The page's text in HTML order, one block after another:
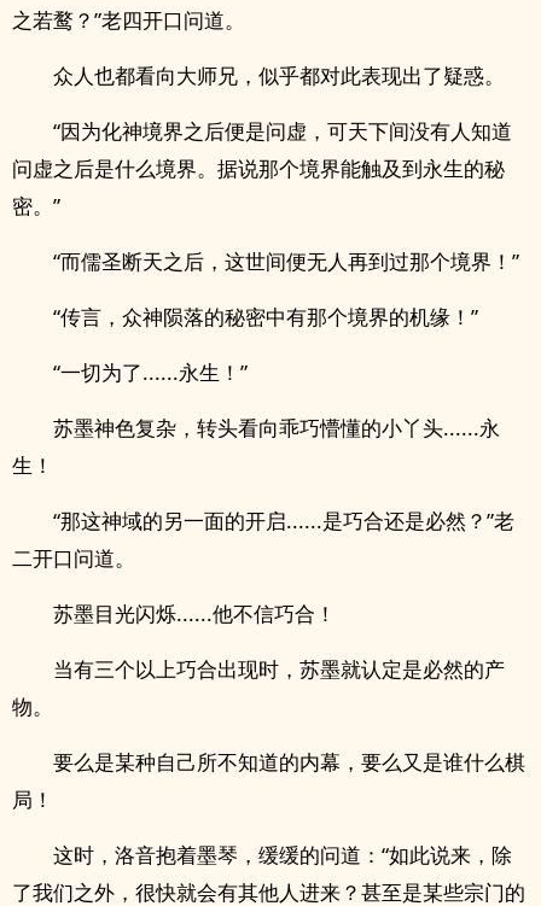
之若鹜？”老四开口问道。
众人也都看向大师兄，似乎都对此表现出了疑惑。
“因为化神境界之后便是问虚，可天下间没有人知道
问虚之后是什么境界。据说那个境界能触及到永生的秘
密。”
“而儒圣断天之后，这世间便无人再到过那个境界！”
“传言，众神陨落的秘密中有那个境界的机缘！”
“一切为了......永生！”
苏墨神色复杂，转头看向乖巧懵懂的小丫头......永
生！
“那这神域的另一面的开启......是巧合还是必然？”老
二开口问道。
苏墨目光闪烁......他不信巧合！
当有三个以上巧合出现时，苏墨就认定是必然的产
物。
要么是某种自己所不知道的内幕，要么又是谁什么棋
局！
这时，洛音抱着墨琴，缓缓的问道：“如此说来，除
了我们之外，很快就会有其他人进来？甚至是某些宗门的